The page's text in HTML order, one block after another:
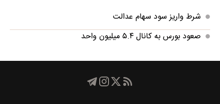
شرط واریز سود سهام عدالت
صعود بورس به کانال ۵.۴ میلیون واحد